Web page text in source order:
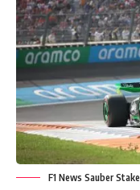
F1 News Sauber